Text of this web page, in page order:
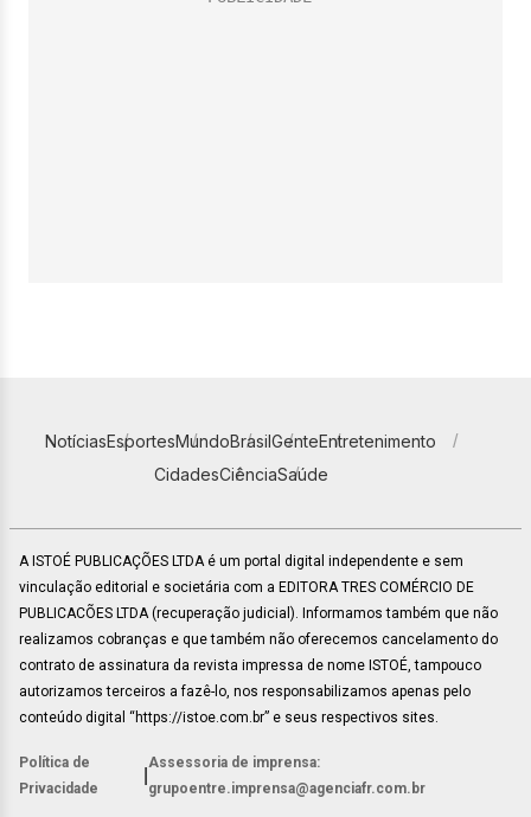
NotíciasEsportesMundoBrasilGenteEntretenimento
CidadesCiênciaSaúde
A ISTOÉ PUBLICAÇÕES LTDA é um portal digital independente e sem
vinculação editorial e societária com a EDITORA TRES COMÉRCIO DE
PUBLICACÕES LTDA (recuperação judicial). Informamos também que não
realizamos cobranças e que também não oferecemos cancelamento do
contrato de assinatura da revista impressa de nome ISTOÉ, tampouco
autorizamos terceiros a fazê-lo, nos responsabilizamos apenas pelo
conteúdo digital “https://istoe.com.br” e seus respectivos sites.
Política de
Privacidade
Assessoria de imprensa:
grupoentre.imprensa@agenciafr.com.br